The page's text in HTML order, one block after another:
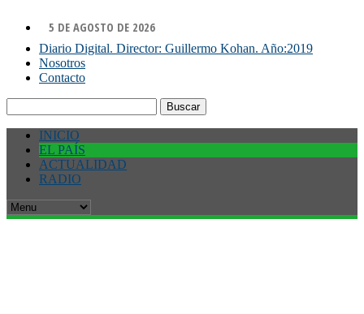
5 DE AGOSTO DE 2026
Diario Digital. Director: Guillermo Kohan. Año:2019
Nosotros
Contacto
INICIO
EL PAÍS
ACTUALIDAD
RADIO